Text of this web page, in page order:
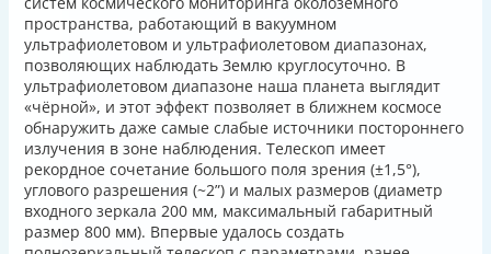
пространства, работающий в вакуумном
ультрафиолетовом и ультрафиолетовом диапазонах,
позволяющих наблюдать Землю круглосуточно. В
ультрафиолетовом диапазоне наша планета выглядит
«чёрной», и этот эффект позволяет в ближнем космосе
обнаружить даже самые слабые источники постороннего
излучения в зоне наблюдения. Телескоп имеет
рекордное сочетание большого поля зрения (±1,5°),
углового разрешения (~2”) и малых размеров (диаметр
входного зеркала 200 мм, максимальный габаритный
размер 800 мм). Впервые удалось создать